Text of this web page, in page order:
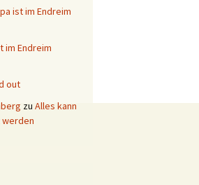
ist im Endreim
im Endreim
out
zu Alles kann